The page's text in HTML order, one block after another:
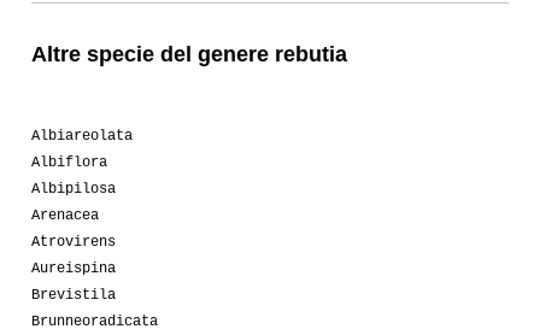
Altre specie del genere rebutia
Albiareolata
Albiflora
Albipilosa
Arenacea
Atrovirens
Aureispina
Brevistila
Brunneoradicata